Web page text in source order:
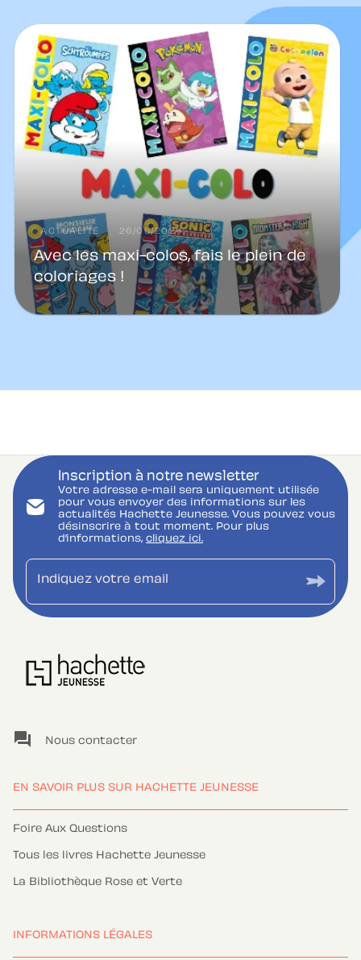
ACTUALITÉ 26/06/2024
Avec les maxi-colos, fais le plein de
coloriages !
Inscription à notre newsletter
Votre adresse e-mail sera uniquement utilisée
pour vous envoyer des informations sur les
actualités Hachette Jeunesse. Vous pouvez vous
désinscrire à tout moment. Pour plus
d’informations, cliquez ici.
Indiquez votre email
question_answer Nous contacter
EN SAVOIR PLUS SUR HACHETTE JEUNESSE
Foire Aux Questions
Tous les livres Hachette Jeunesse
La Bibliothèque Rose et Verte
INFORMATIONS LÉGALES